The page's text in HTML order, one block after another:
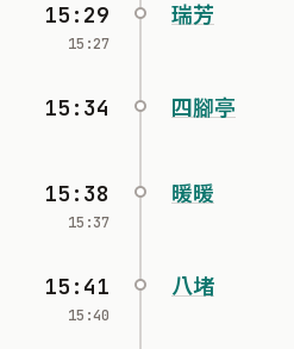
15:29
15:27
瑞芳
15:34 四腳亭
15:38
15:37
暖暖
15:41
15:40
八堵